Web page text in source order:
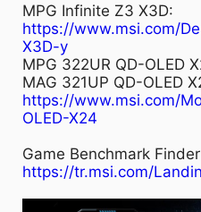
MPG Infinite Z3 X3D:
https://www.msi.com/
X3D-y
MPG 322UR QD-OLED
MAG 321UP QD-OLED
https://www.msi.com/
OLED-X24
Game Benchmark Finder
https://tr.msi.com/